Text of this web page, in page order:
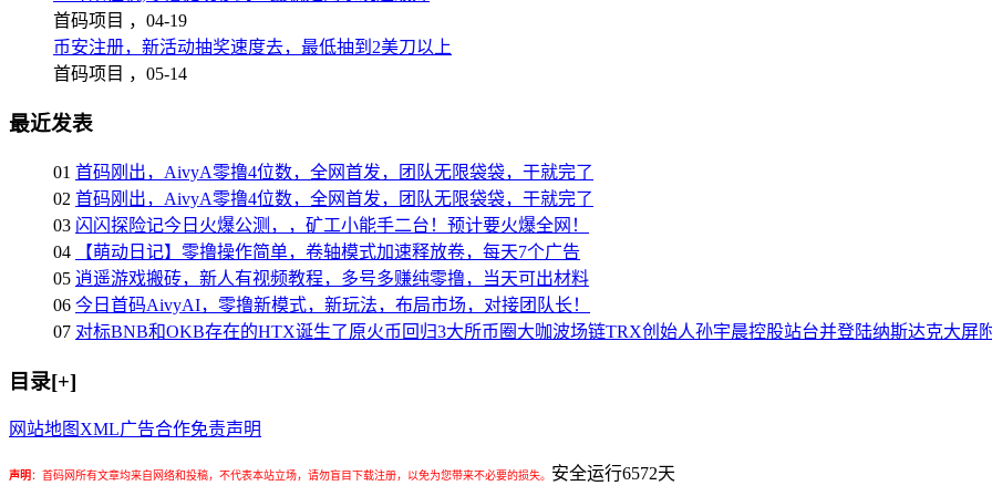
首码项目 ， 04-19
币安注册，新活动抽奖速度去，最低抽到2美刀以上
首码项目 ， 05-14
最近发表
01 首码刚出，AivyA零撸4位数，全网首发，团队无限袋袋，干就完了
02 首码刚出，AivyA零撸4位数，全网首发，团队无限袋袋，干就完了
03 闪闪探险记今日火爆公测，，矿工小能手二台！预计要火爆全网！
04
【萌动日记】零撸操作简单，卷轴模式加速释放卷，每天7个广告
05 逍遥游戏搬砖，新人有视频教程，多号多赚纯零撸，当天可出材料
06 今日首码AivyAI，零撸新模式，新玩法，布局市场，对接团队长！
07 对标BNB和OKB存在的HTX诞生了原火币回归3大所币圈大咖波场链TRX创始人孙宇晨控股站台并登陆纳斯达克大屏
目录[+]
网站地图 XML广告合作免责声明
声明： 首码网所有文章均来自网络和投稿，不代表本站立场，请勿盲目下载注册，以免为您带来不必要的损失。 安全运行6572天